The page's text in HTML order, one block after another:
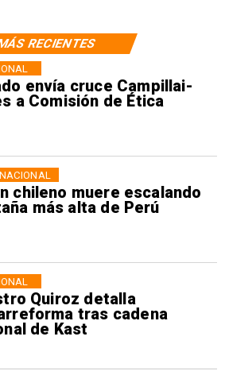
envía cruce Campillai-
a Comisión de Ética
chileno muere escalando
más alta de Perú
Quiroz detalla
tras cadena
de Kast
RECIENTES